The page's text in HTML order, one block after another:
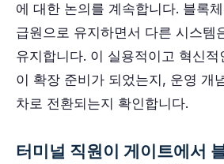
에 대한 논의를 계속합니다. 블록
급원으로 유지하면서 다른 시스템
유지합니다. 이 실용적이고 혁신
이 확장 준비가 되었는지, 운영 개
차로 전환되는지 확인합니다.
터미널 직원이 게이트에서